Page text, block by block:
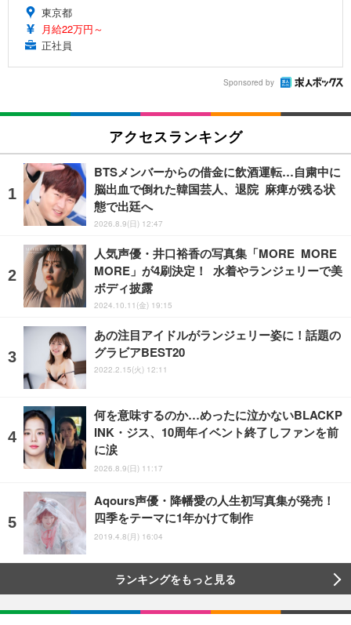
東京都
月給22万円～
正社員
Sponsored by
アクセスランキング
BTSメンバーからの借金に飲酒運転…自粛中に
脳出血で倒れた韓国芸人、退院 麻痺が残る状
態で出廷へ
2026.8.9(日) 12:47
人気声優・井口裕香の写真集「MORE MORE
MORE」が4刷決定！ 水着やランジェリーで美
ボディ披露
2024.10.11(金) 19:15
あの注目アイドルがランジェリー姿に！話題の
グラビアBEST20
2022.2.15(火) 12:11
何を意味するのか…めったに泣かないBLACKP
INK・ジス、10周年イベント終了しファンを前
に涙
2026.8.9(日) 11:17
Aqours声優・降幡愛の人生初写真集が発売！
四季をテーマに1年かけて制作
2019.4.8(月) 16:04
ランキングをもっと見る